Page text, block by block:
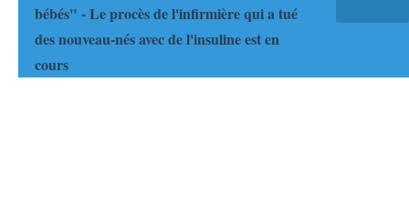
bébés" - Le procès de l'infirmière qui a tué
des nouveau-nés avec de l'insuline est en
cours